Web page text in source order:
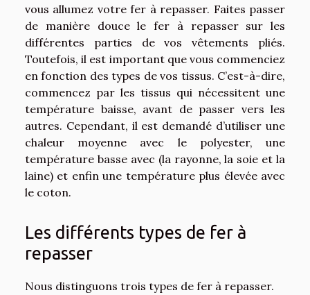
vous allumez votre fer à repasser. Faites passer
de manière douce le fer à repasser sur les
différentes parties de vos vêtements pliés.
Toutefois, il est important que vous commenciez
en fonction des types de vos tissus. C’est-à-dire,
commencez par les tissus qui nécessitent une
température baisse, avant de passer vers les
autres. Cependant, il est demandé d’utiliser une
chaleur moyenne avec le polyester, une
température basse avec (la rayonne, la soie et la
laine) et enfin une température plus élevée avec
le coton.
Les différents types de fer à
repasser
Nous distinguons trois types de fer à repasser.